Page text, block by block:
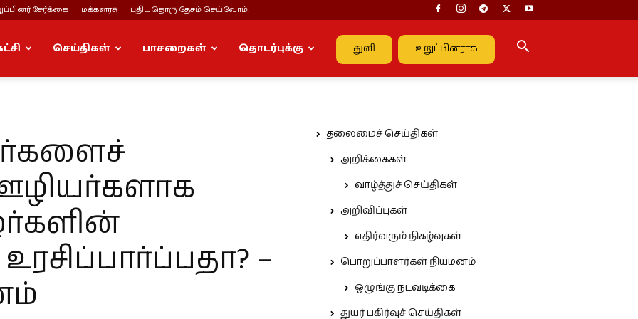
சேர்க்கை மக்களரசு புதியதொரு தேசம் செய்வோம்!
துளி உறுப்பினராக
செய்திகள் பாசறைகள் தொடர்புக்கு
–
தலைமைச் செய்திகள்
அறிக்கைகள்
வாழ்த்துச் செய்திகள்
அறிவிப்புகள்
எதிர்வரும் நிகழ்வுகள்
பொறுப்பாளர்கள் நியமனம்
ஒழுங்கு நடவடிக்கை
துயர் பகிர்வுச் செய்திகள்